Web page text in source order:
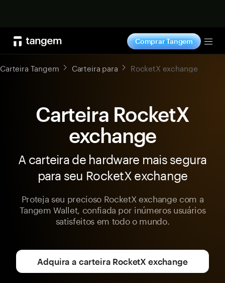
Comprar Tangem
Carteira Tangem Carteira para RocketX exchange
Carteira RocketX
exchange
A carteira de hardware mais segura
para seu RocketX exchange
Proteja seu precioso RocketX exchange com a
Tangem Wallet, confiada por inúmeros usuários
satisfeitos em todo o mundo.
Adquira a carteira RocketX exchange